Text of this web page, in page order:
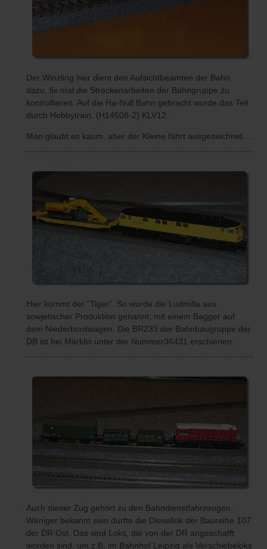
Der Winzling hier dient den Aufsichtbeamten der Bahn
dazu, fix mal die Streckenarbeiten der Bahngruppe zu
kontrollieren. Auf die Ha-Null Bahn gebracht wurde das Teil
durch Hobbytrain. (H14508-2) KLV12.
Man glaubt es kaum, aber der Kleine fährt ausgezeichnet....
Hier kommt der "Tiger". So wurde die Ludmilla aus
sowjetischer Produktion genannt, mit einem Bagger auf
dem Niederbordwagen. Die BR233 der Bahnbaugruppe der
DB ist bei Märklin unter der Nummer36431 erschienen.
Auch dieser Zug gehört zu den Bahndienstfahrzeugen.
Weniger bekannt sein dürfte die Diesellok der Baureihe 107
der DR Ost. Das sind Loks, die von der DR angeschafft
worden sind, um z.B. im Bahnhof Leipzig als Verschiebeloks